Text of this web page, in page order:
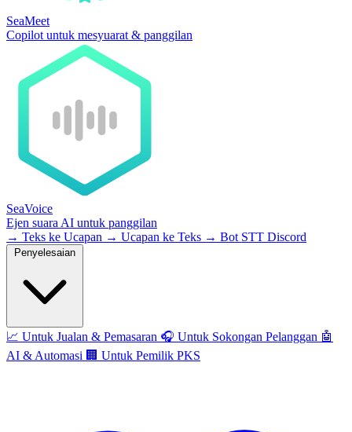
SeaMeet
Copilot untuk mesyuarat & panggilan
SeaVoice
Ejen suara AI untuk panggilan
→ Teks ke Ucapan → Ucapan ke Teks → Bot STT Discord
📈 Untuk Jualan & Pemasaran 🎧 Untuk Sokongan Pelanggan 🤖
AI & Automasi 🏢 Untuk Pemilik PKS